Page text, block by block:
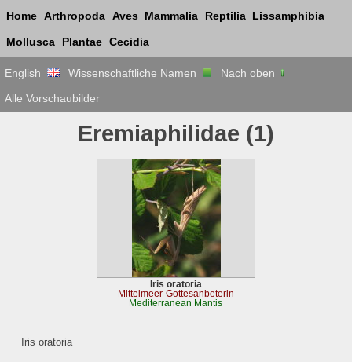
Home Arthropoda Aves Mammalia Reptilia Lissamphibia
Mollusca Plantae Cecidia
English Wissenschaftliche Namen Nach oben
Alle Vorschaubilder
Eremiaphilidae (1)
Iris oratoria
Mittelmeer-Gottesanbeterin
Mediterranean Mantis
Iris oratoria